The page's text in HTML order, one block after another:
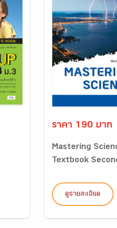
ราคา 190 บาท
Mastering
Textbook
ดูรายละเอียด